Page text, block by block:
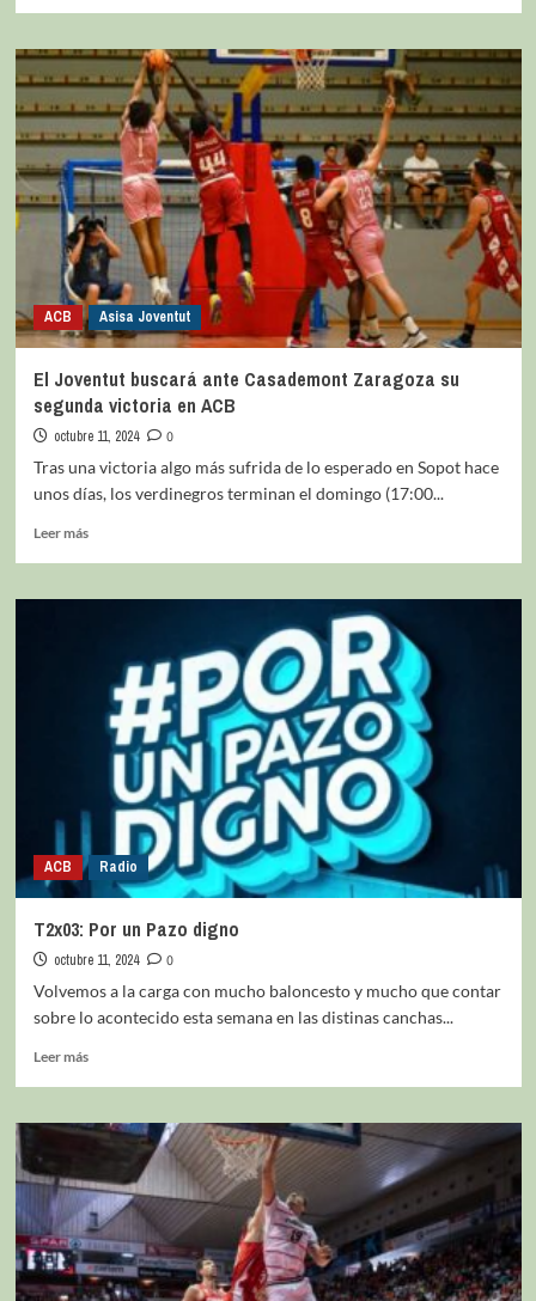
ACB Asisa Joventut
El Joventut buscará ante Casademont Zaragoza su
segunda victoria en ACB
octubre 11, 2024
0
Tras una victoria algo más sufrida de lo esperado en Sopot hace
unos días, los verdinegros terminan el domingo (17:00...
Leer más
ACB Radio
T2x03: Por un Pazo digno
octubre 11, 2024
0
Volvemos a la carga con mucho baloncesto y mucho que contar
sobre lo acontecido esta semana en las distinas canchas...
Leer más